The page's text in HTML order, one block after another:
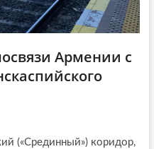
Армении с
(«Срединный») коридор,